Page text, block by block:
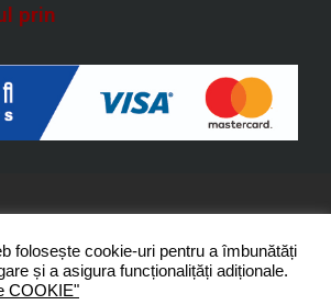
prin
drepturile rezervate.
folosește cookie-uri pentru a îmbunătăți
și a asigura funcționalițăți adiționale.
COOKIE"